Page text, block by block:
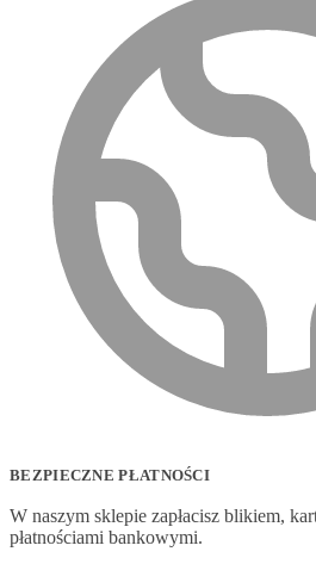
BEZPIECZNE PŁATNOŚCI
W naszym sklepie zapłacisz blikiem,
płatnościami bankowymi.